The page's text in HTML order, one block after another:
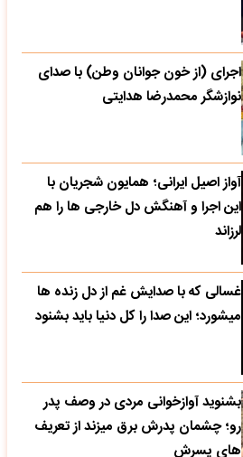
اجرای (از خون جوانان وطن) با صدای
نوازشگر محمدرضا هدایتی
آواز اصیل ایرانی؛ همایون شجریان با
این اجرا و آهنگش دل خارجی ها را هم
لرزاند
غسالی که با صدایش غم از دل زنده ها
میشورد؛ این صدا را کل دنیا باید بشنود
بشنوید آوازخوانی مردی در وصف پدر
رو؛ چشمان پدرش برق میزند از تعریف
های پسرش